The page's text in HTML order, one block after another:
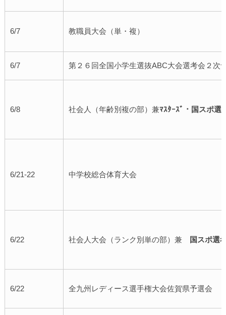
6/7 教職員大会（単・複）
6/7 第２６回全国小学生選抜ABC大会選考会２次
6/8 社会人（年齢別複の部）兼ﾏｽﾀｰｽﾞ・国スポ選
6/21-22 中学校総合体育大会
6/22 社会人大会（ランク別単の部）兼 国スポ選
6/22 全九州レディース選手権大会佐賀県予選会